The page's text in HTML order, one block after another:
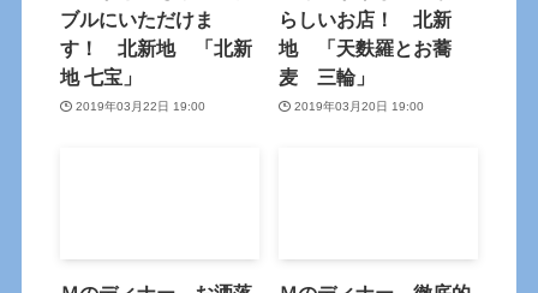
ブルにいただけま
す！ 北新地 「北新
地 七宝」
2019年03月22日 19:00
らしいお店！ 北新
地 「天麩羅とお蕎
麦 三輪」
2019年03月20日 19:00